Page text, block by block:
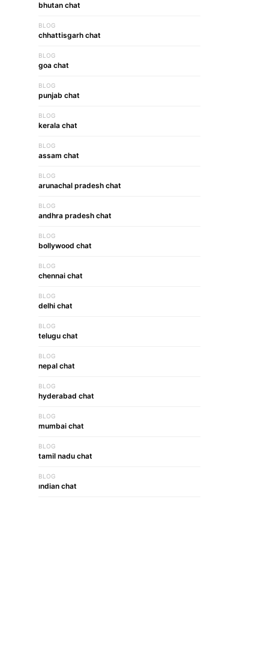
bhutan chat
BLOG
chhattisgarh chat
BLOG
goa chat
BLOG
punjab chat
BLOG
kerala chat
BLOG
assam chat
BLOG
arunachal pradesh chat
BLOG
andhra pradesh chat
BLOG
bollywood chat
BLOG
chennai chat
BLOG
delhi chat
BLOG
telugu chat
BLOG
nepal chat
BLOG
hyderabad chat
BLOG
mumbai chat
BLOG
tamil nadu chat
BLOG
indian chat